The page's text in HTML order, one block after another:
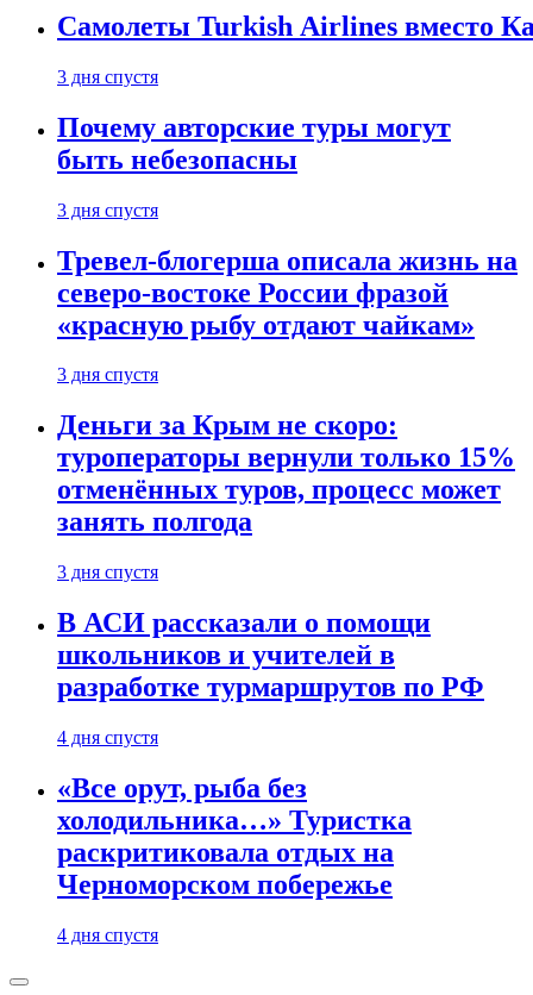
Самолеты Turkish Airlines вместо
3 дня спустя
Почему авторские туры могут
быть небезопасны
3 дня спустя
Тревел-блогерша описала жизнь на
северо-востоке России фразой
«красную рыбу отдают чайкам»
3 дня спустя
Деньги за Крым не скоро:
туроператоры вернули только 15%
отменённых туров, процесс может
занять полгода
3 дня спустя
В АСИ рассказали о помощи
школьников и учителей в
разработке турмаршрутов по РФ
4 дня спустя
«Все орут, рыба без
холодильника…» Туристка
раскритиковала отдых на
Черноморском побережье
4 дня спустя